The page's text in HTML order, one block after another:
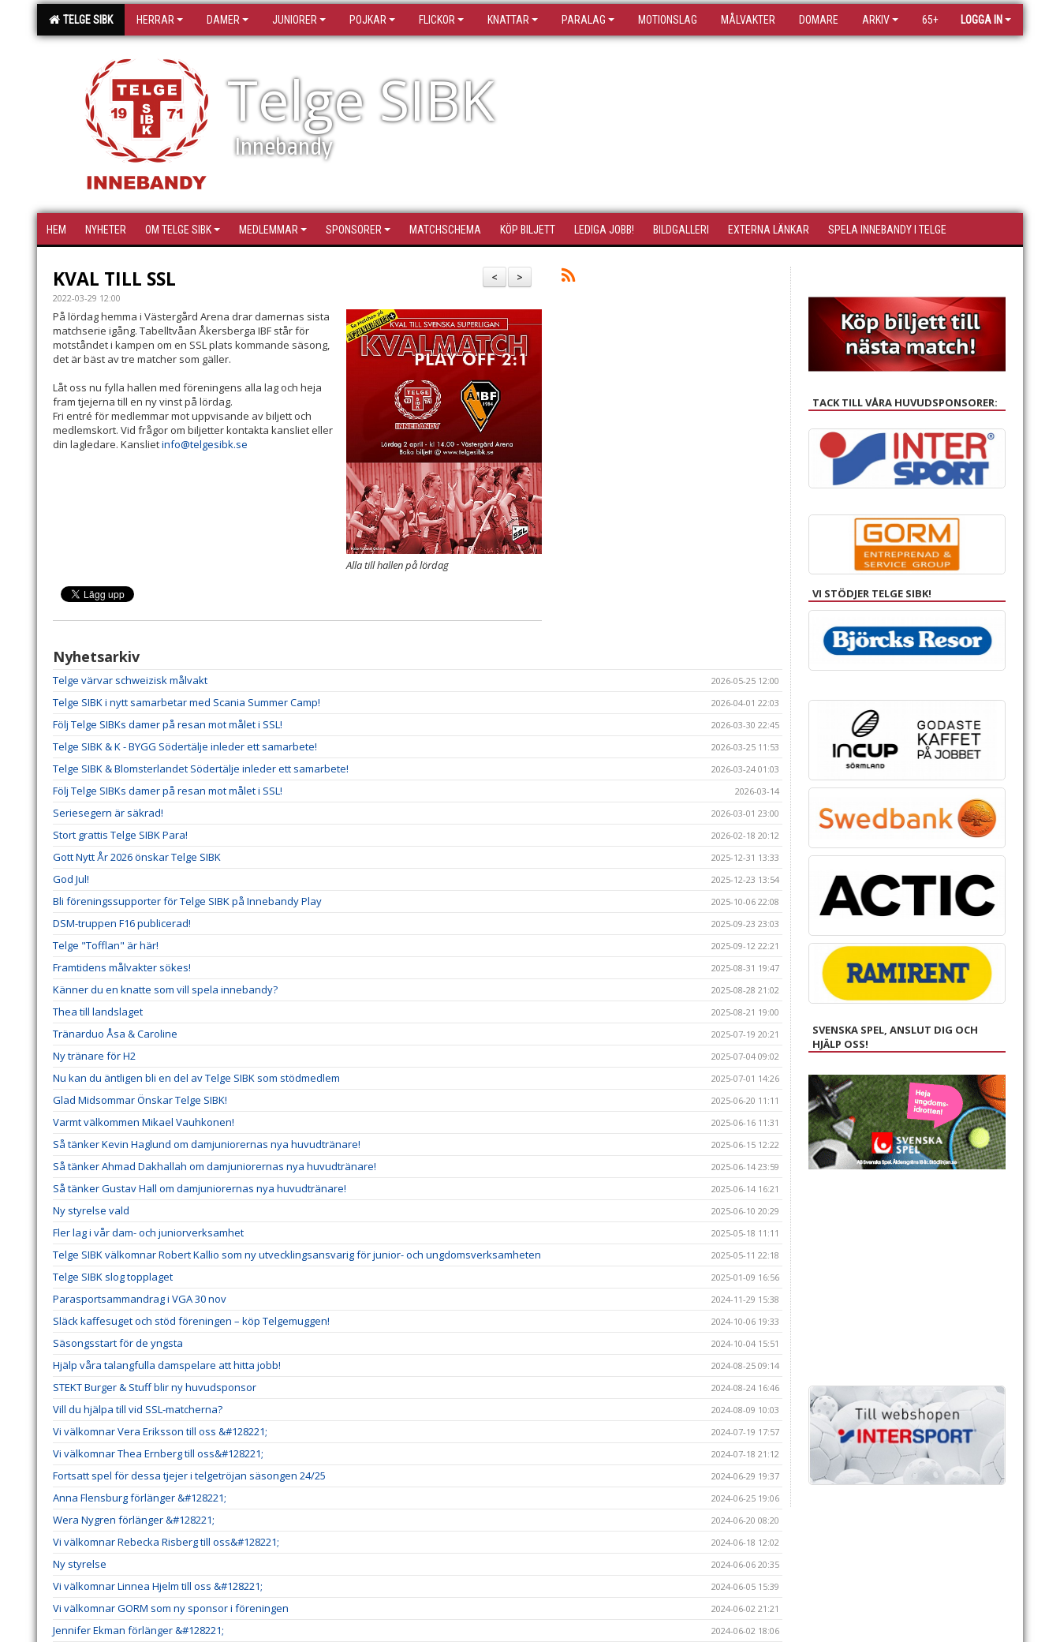
TELGE SIBK HERRAR DAMER JUNIORER POJKAR FLICKOR KNATTAR PARALAG MOTIONSLAG MÅLVAKTER DOMARE ARKIV 65+ LOGGA IN
Telge SIBK
Innebandy
HEM NYHETER OM TELGE SIBK MEDLEMMAR SPONSORER MATCHSCHEMA KÖP BILJETT LEDIGA JOBB! BILDGALLERI EXTERNA LÄNKAR SPELA INNEBANDY I TELGE
>
<
KVAL TILL SSL
2022-03-29 12:00
Alla till hallen på lördag
På lördag hemma i Västergård Arena drar damernas sista
matchserie igång. Tabelltvåan Åkersberga IBF står för
motståndet i kampen om en SSL plats kommande säsong,
det är bäst av tre matcher som gäller.
Låt oss nu fylla hallen med föreningens alla lag och heja
fram tjejerna till en ny vinst på lördag.
Fri entré för medlemmar mot uppvisande av biljett och
medlemskort. Vid frågor om biljetter kontakta kansliet eller
din lagledare. Kanslietinfo@telgesibk.se
Nyhetsarkiv
Telge värvar schweizisk målvakt 2026-05-25 12:00
Telge SIBK i nytt samarbetar med Scania Summer Camp! 2026-04-01 22:03
Följ Telge SIBKs damer på resan mot målet i SSL! 2026-03-30 22:45
Telge SIBK & K - BYGG Södertälje inleder ett samarbete! 2026-03-25 11:53
Telge SIBK & Blomsterlandet Södertälje inleder ett samarbete! 2026-03-24 01:03
Följ Telge SIBKs damer på resan mot målet i SSL! 2026-03-14
Seriesegern är säkrad! 2026-03-01 23:00
Stort grattis Telge SIBK Para! 2026-02-18 20:12
Gott Nytt År 2026 önskar Telge SIBK 2025-12-31 13:33
God Jul! 2025-12-23 13:54
Bli föreningssupporter för Telge SIBK på Innebandy Play 2025-10-06 22:08
DSM-truppen F16 publicerad! 2025-09-23 23:03
Telge "Tofflan" är här! 2025-09-12 22:21
Framtidens målvakter sökes! 2025-08-31 19:47
Känner du en knatte som vill spela innebandy? 2025-08-28 21:02
Thea till landslaget 2025-08-21 19:00
Tränarduo Åsa & Caroline 2025-07-19 20:21
Ny tränare för H2 2025-07-04 09:02
Nu kan du äntligen bli en del av Telge SIBK som stödmedlem 2025-07-01 14:26
Glad Midsommar Önskar Telge SIBK! 2025-06-20 11:11
Varmt välkommen Mikael Vauhkonen! 2025-06-16 11:31
Så tänker Kevin Haglund om damjuniorernas nya huvudtränare! 2025-06-15 12:22
Så tänker Ahmad Dakhallah om damjuniorernas nya huvudtränare! 2025-06-14 23:59
Så tänker Gustav Hall om damjuniorernas nya huvudtränare! 2025-06-14 16:21
Ny styrelse vald 2025-06-10 20:29
Fler lag i vår dam- och juniorverksamhet 2025-05-18 11:11
Telge SIBK välkomnar Robert Kallio som ny utvecklingsansvarig för junior- och ungdomsverksamheten 2025-05-11 22:18
Telge SIBK slog topplaget 2025-01-09 16:56
Parasportsammandrag i VGA 30 nov 2024-11-29 15:38
Släck kaffesuget och stöd föreningen – köp Telgemuggen! 2024-10-06 19:33
Säsongsstart för de yngsta 2024-10-04 15:51
Hjälp våra talangfulla damspelare att hitta jobb! 2024-08-25 09:14
STEKT Burger & Stuff blir ny huvudsponsor 2024-08-24 16:46
Vill du hjälpa till vid SSL-matcherna? 2024-08-09 10:03
Vi välkomnar Vera Eriksson till oss &#128221; 2024-07-19 17:57
Vi välkomnar Thea Ernberg till oss&#128221; 2024-07-18 21:12
Fortsatt spel för dessa tjejer i telgetröjan säsongen 24/25 2024-06-29 19:37
Anna Flensburg förlänger &#128221; 2024-06-25 19:06
Wera Nygren förlänger &#128221; 2024-06-20 08:20
Vi välkomnar Rebecka Risberg till oss&#128221; 2024-06-18 12:02
Ny styrelse 2024-06-06 20:35
Vi välkomnar Linnea Hjelm till oss &#128221; 2024-06-05 15:39
Vi välkomnar GORM som ny sponsor i föreningen 2024-06-02 21:21
Jennifer Ekman förlänger &#128221; 2024-06-02 18:06
TACK TILL VÅRA HUVUDSPONSORER:
VI STÖDJER TELGE SIBK!
SVENSKA SPEL, ANSLUT DIG OCH
HJÄLP OSS!